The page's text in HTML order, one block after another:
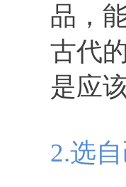
品，
古代
是应
2.选自